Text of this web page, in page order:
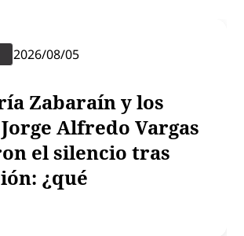
2026/08/05
Zabaraín y los
Alfredo Vargas
el silencio tras
¿qué